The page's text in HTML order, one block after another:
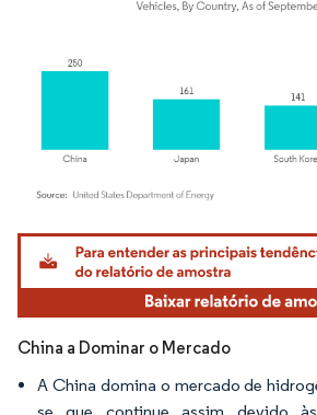
Imagem © Mordor Intelligence. O reuso requer
China a Dominar o Mercado
A China domina o mercado de
se que continue assim devido